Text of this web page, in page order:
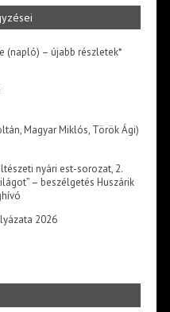
(napló) – újabb részletek*
Magyar Miklós, Török Ági)
nyári est-sorozat, 2.
– beszélgetés Huszárik
2026